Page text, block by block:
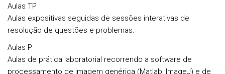
Aulas TP
Aulas expositivas seguidas de sessões interativas de
resolução de questões e problemas.
Aulas P
Aulas de prática laboratorial recorrendo a software de
processamento de imagem genérica (Matlab, ImageJ) e de